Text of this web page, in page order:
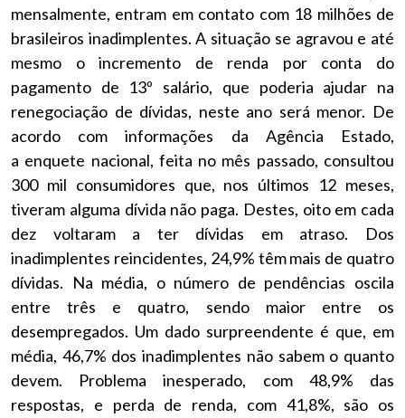
mensalmente, entram em contato com 18 milhões de
brasileiros inadimplentes. A situação se agravou e até
mesmo o incremento de renda por conta do
pagamento de 13º salário, que poderia ajudar na
renegociação de dívidas, neste ano será menor. De
acordo com informações da Agência Estado,
a enquete nacional, feita no mês passado, consultou
300 mil consumidores que, nos últimos 12 meses,
tiveram alguma dívida não paga. Destes, oito em cada
dez voltaram a ter dívidas em atraso. Dos
inadimplentes reincidentes, 24,9% têm mais de quatro
dívidas. Na média, o número de pendências oscila
entre três e quatro, sendo maior entre os
desempregados. Um dado surpreendente é que, em
média, 46,7% dos inadimplentes não sabem o quanto
devem. Problema inesperado, com 48,9% das
respostas, e perda de renda, com 41,8%, são os